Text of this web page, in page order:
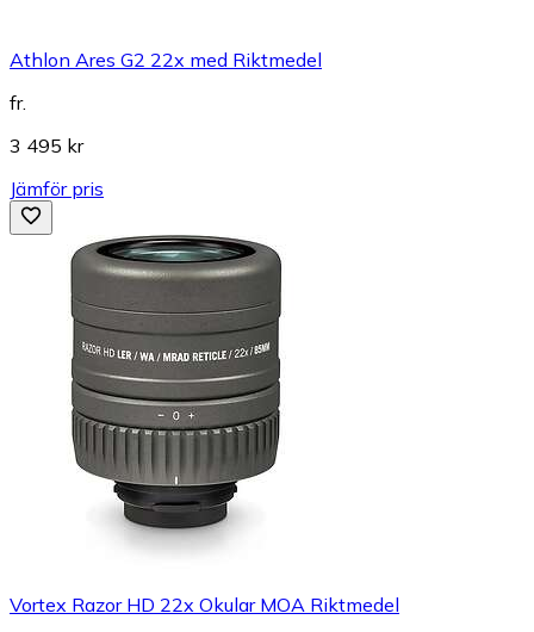
Athlon Ares G2 22x med Riktmedel
fr.
3 495 kr
Jämför pris
Vortex Razor HD 22x Okular MOA Riktmedel